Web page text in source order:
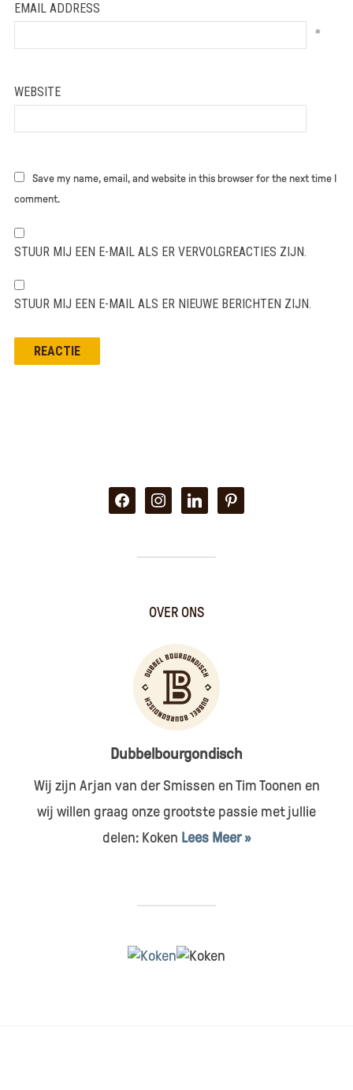
EMAIL ADDRESS
*
WEBSITE
Save my name, email, and website in this browser for the next time I
comment.
STUUR MIJ EEN E-MAIL ALS ER VERVOLGREACTIES ZIJN.
STUUR MIJ EEN E-MAIL ALS ER NIEUWE BERICHTEN ZIJN.
facebookinstagramlinkedinpinterest
OVER ONS
Dubbelbourgondisch
Wij zijn Arjan van der Smissen en Tim Toonen en
wij willen graag onze grootste passie met jullie
delen: Koken Lees Meer »